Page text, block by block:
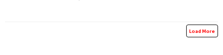
Load More